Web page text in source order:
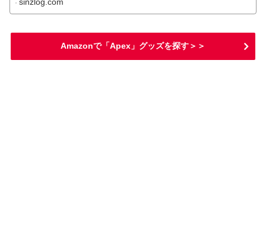
Amazonで「Apex」グッズを探す＞＞